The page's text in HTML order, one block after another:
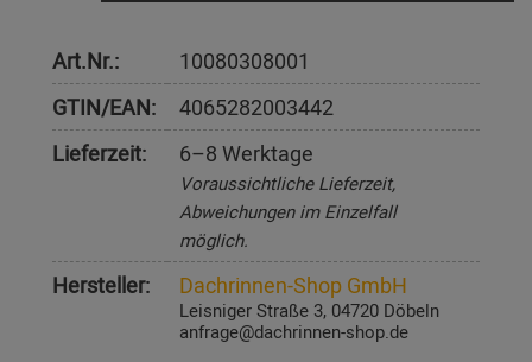
Art.Nr.:
10080308001
GTIN/EAN:
4065282003442
Lieferzeit:
6–8 Werktage
Voraussichtliche Lieferzeit,
Abweichungen im Einzelfall
möglich.
Hersteller: Dachrinnen-Shop GmbH
Leisniger Straße 3, 04720 Döbeln
anfrage@dachrinnen-shop.de